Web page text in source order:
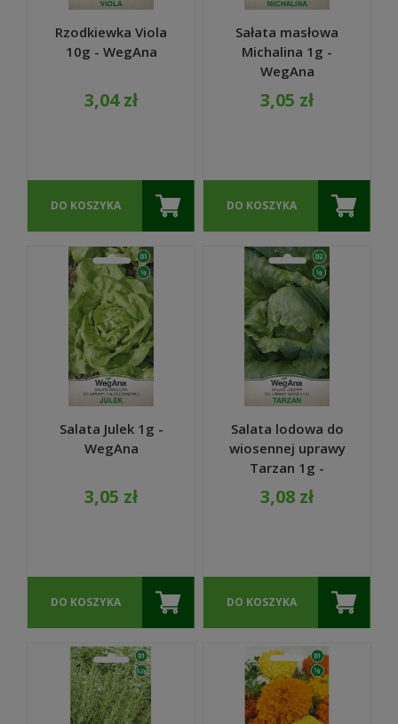
Rzodkiewka Viola
10g - WegAna
3,04 zł
DO KOSZYKA
Sałata masłowa
Michalina 1g -
WegAna
3,05 zł
DO KOSZYKA
Salata Julek 1g -
WegAna
3,05 zł
DO KOSZYKA
Salata lodowa do
wiosennej uprawy
Tarzan 1g -
WegAna
3,08 zł
DO KOSZYKA